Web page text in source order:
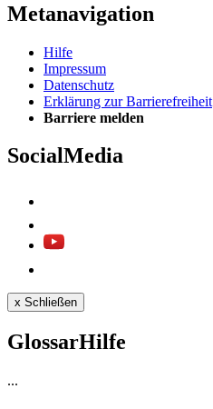
Metanavigation
Hil­fe
Im­pres­s­um
Da­ten­schutz
Er­klä­rung zur Bar­rie­re­frei­heit
Bar­rie­re mel­den
SocialMedia
x Schließen
GlossarHilfe
...